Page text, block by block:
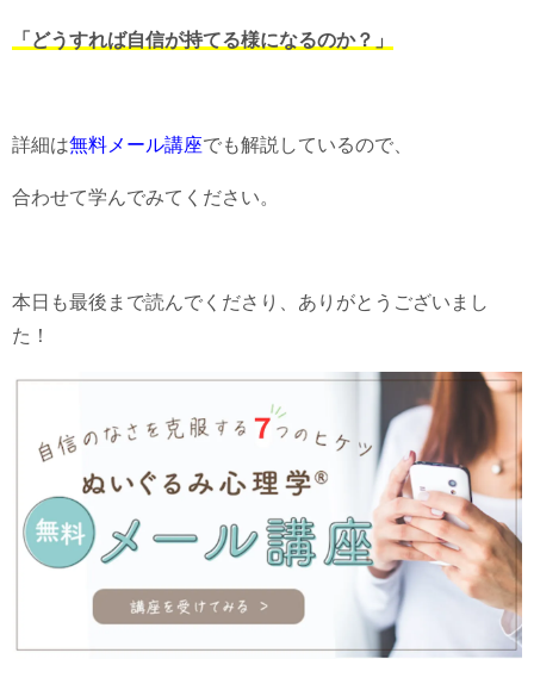
「どうすれば自信が持てる様になるのか？」
詳細は無料メール講座でも解説しているので、
合わせて学んでみてください。
本日も最後まで読んでくださり、ありがとうございまし
た！